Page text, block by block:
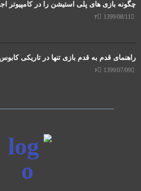
چگونه بازی های پلی استیشن را در کامپیوتر
1399/08/11 ۲
راهنمای قدم به قدم بازی تنها در تاریکی
1399/07/09 ۶